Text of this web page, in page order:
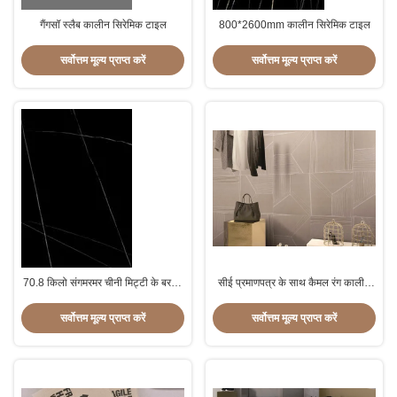
गैंगसॉ स्लैब कालीन सिरेमिक टाइल
सर्वोत्तम मूल्य प्राप्त करें
800*2600mm कालीन सिरेमिक टाइल
सर्वोत्तम मूल्य प्राप्त करें
70.8 किलो संगमरमर चीनी मिट्टी के बरतन
सर्वोत्तम मूल्य प्राप्त करें
सीई प्रमाणपत्र के साथ कैमल रंग कालीन
सर्वोत्तम मूल्य प्राप्त करें